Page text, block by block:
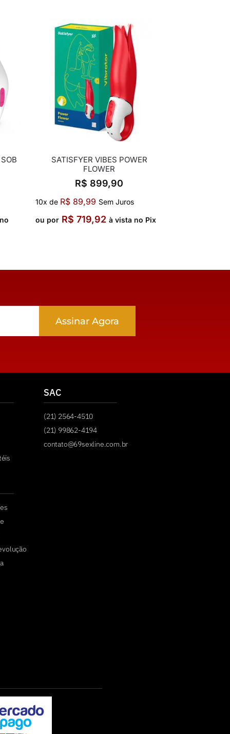
SATISFYER VIBES POWER
FLOWER
R$ 899,90
10x de R$ 89,99 Sem Juros
ou por R$ 719,92 à vista no Pix
Assinar Agora
SAC
(21) 2564-4510
(21) 99862-4194
contato@69sexline.com.br